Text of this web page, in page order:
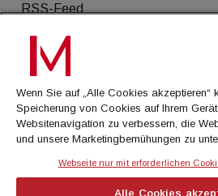
RSS-Feed
AGB
Datenschutz
Kontakt
Impressum
Wenn Sie auf „Alle Cookies akzeptieren“
Speicherung von Cookies auf Ihrem
Websitenavigation zu verbessern, die
und unsere Marketingbemühungen zu
Webseite nur mit erforderlichen
Alle Cookies